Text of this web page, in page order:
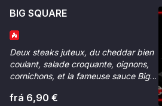
BIG SQUARE
Deux steaks juteux, du cheddar bien
coulant, salade croquante, oignons,
cornichons, et la fameuse sauce Big
frá 6,90 €